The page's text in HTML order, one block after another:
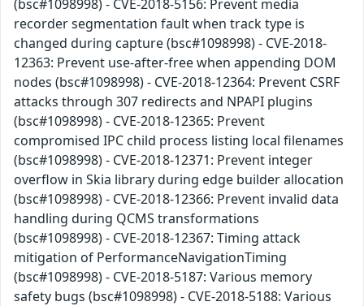
(bsc#1098998) - CVE-2018-5156: Prevent media
recorder segmentation fault when track type is
changed during capture (bsc#1098998) - CVE-2018-
12363: Prevent use-after-free when appending DOM
nodes (bsc#1098998) - CVE-2018-12364: Prevent CSRF
attacks through 307 redirects and NPAPI plugins
(bsc#1098998) - CVE-2018-12365: Prevent
compromised IPC child process listing local filenames
(bsc#1098998) - CVE-2018-12371: Prevent integer
overflow in Skia library during edge builder allocation
(bsc#1098998) - CVE-2018-12366: Prevent invalid data
handling during QCMS transformations
(bsc#1098998) - CVE-2018-12367: Timing attack
mitigation of PerformanceNavigationTiming
(bsc#1098998) - CVE-2018-5187: Various memory
safety bugs (bsc#1098998) - CVE-2018-5188: Various